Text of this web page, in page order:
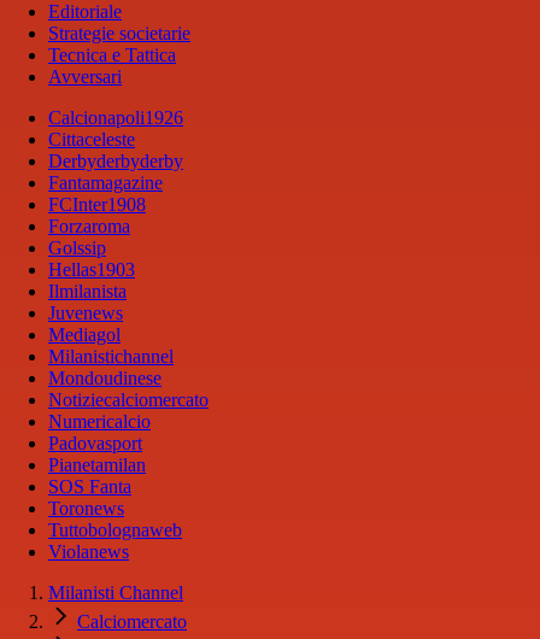
Editoriale
Strategie societarie
Tecnica e Tattica
Avversari
Calcionapoli1926
Cittaceleste
Derbyderbyderby
Fantamagazine
FCInter1908
Forzaroma
Golssip
Hellas1903
Ilmilanista
Juvenews
Mediagol
Milanistichannel
Mondoudinese
Notiziecalciomercato
Numericalcio
Padovasport
Pianetamilan
SOS Fanta
Toronews
Tuttobolognaweb
Violanews
Milanisti Channel
Calciomercato